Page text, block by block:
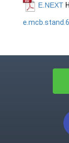
E.NEXT